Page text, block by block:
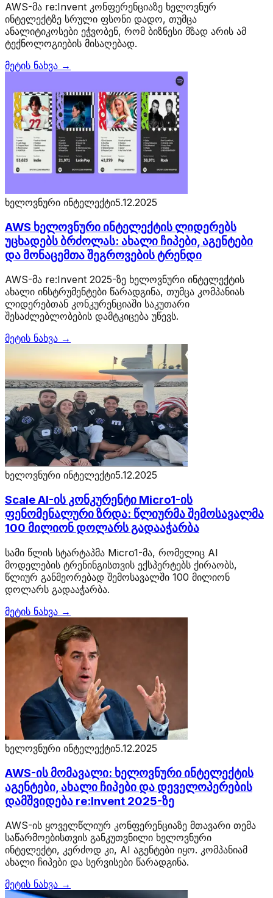
AWS-მა re:Invent კონფერენციაზე ხელოვნურ
ინტელექტზე სრული ფსონი დადო, თუმცა
ანალიტიკოსები ეჭვობენ, რომ ბიზნესი მზად არის ამ
ტექნოლოგიების მისაღებად.
მეტის ნახვა →
ხელოვნური ინტელექტი5.12.2025
AWS ხელოვნური ინტელექტის ლიდერებს
უცხადებს ბრძოლას: ახალი ჩიპები, აგენტები
და მონაცემთა შეგროვების ტრენდი
AWS-მა re:Invent 2025-ზე ხელოვნური ინტელექტის
ახალი ინსტრუმენტები წარადგინა, თუმცა კომპანიას
ლიდერებთან კონკურენციაში საკუთარი
შესაძლებლობების დამტკიცება უწევს.
მეტის ნახვა →
ხელოვნური ინტელექტი5.12.2025
Scale AI-ის კონკურენტი Micro1-ის
ფენომენალური ზრდა: წლიურმა შემოსავალმა
100 მილიონ დოლარს გადააჭარბა
სამი წლის სტარტაპმა Micro1-მა, რომელიც AI
მოდელების ტრენინგისთვის ექსპერტებს ქირაობს,
წლიურ განმეორებად შემოსავალში 100 მილიონ
დოლარს გადააჭარბა.
მეტის ნახვა →
ხელოვნური ინტელექტი5.12.2025
AWS-ის მომავალი: ხელოვნური ინტელექტის
აგენტები, ახალი ჩიპები და დეველოპერების
დამშვიდება re:Invent 2025-ზე
AWS-ის ყოველწლიურ კონფერენციაზე მთავარი თემა
საწარმოებისთვის განკუთვნილი ხელოვნური
ინტელექტი, კერძოდ კი, AI აგენტები იყო. კომპანიამ
ახალი ჩიპები და სერვისები წარადგინა.
მეტის ნახვა →